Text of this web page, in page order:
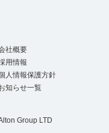
社概要
用情報
人情報保護方針
知らせ一覧
Group LTD